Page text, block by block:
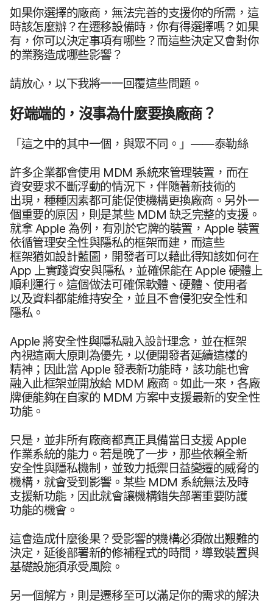
如果​你​選擇​的​廠商，​無法​完善​的​支援​你​的​所​需，​這​
時​該​怎麼​辦？​在​遷移​設備​時，​你​有​得​選擇​嗎？​如果​
有，​你​可以​決定​事​項​有​哪些？​而​這些​決定​又會​對你​
的​業務​造成​哪些​影響？
請​放心，​以下​我​將​一一​回覆​這些​問題。
好​端端​的，​沒事​為​什麼​要​換​廠商？
「這​之​中​的​其中​一​個，​與​眾​不同。​」​——​泰勒​絲
許多​企業​都會​使用 MDM 系統來​管理​裝置，​而​在​
資安​要求​不斷​浮動​的​情況​下，​伴​隨​著​新​技術​的​
出現，​種​種​因​素​都​可能​促使​機構​更​換​廠商。​另外​一​
個​重要​的​原因，​則​是​某些MDM 缺乏​完整​的​支援。​
就​拿Apple 為​例，​有別於​它牌​的​裝置， Apple 裝置​
依循​管理​安全性​與​隱私​的​框架​而​建，​而​這些​
框架猶如​設計​藍圖，​開發​者​可以​藉​此​得​知該​如何​在
App 上​實踐​資安​與​隱私，​並​確​保​能​在Apple 硬體​上​
順利​運行。​這​個​做法​可確保​軟體、​硬體、​使用​者​
以及​資料​都​能​維持​安全，​並且​不會​侵犯​安全性​和​
隱私。
Apple將​安全性​與​隱私​融入​設計​理念，​並​在​框架​
內視​這​兩​大​原則​為​優先，​以​便​開發者​延續​這樣​的​
精神​；​因此​當 Apple發表​新功​能​時，​該​功能​也​會​
融入​此​框架​並​開放​給MDM 廠商。​如此​一來，​各​廠​
牌​便​能夠​在​自家​的 MDM 方案​中​支援​最​新​的​安全性​
功能。
只是，​並​非​所有​廠商​都​真正​具備​當日​支援Apple
作業​系統​的​能力。​若​是​晚​了​一步，​那些​依​賴​全​新​
安全性​與​隱私​機制，​並​致力​抵禦​日​益​變遷​的​威脅​的​
機構，​就會​受到​影響。​某些MDM 系統​無法​及​時​
支援​新功能，​因此​就​會​讓​機構​錯失部署​重要​防護​
功能​的​機會。
這​會​造成​什麼​後​果？​受​影響​的​機構​必須​做出​艱難​的​
決定，​延後​部署​新​的​修補​程式​的​時間，​導致​裝置​與​
基礎​設施​須​承受​風險。
另​一​個​解方，​則​是​遷移​至​可以​滿足你​的​需求​的​解決​